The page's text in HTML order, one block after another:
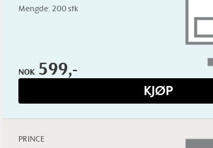
Mengde: 200 stk
NOK 599,-
KJØP
PRINCE